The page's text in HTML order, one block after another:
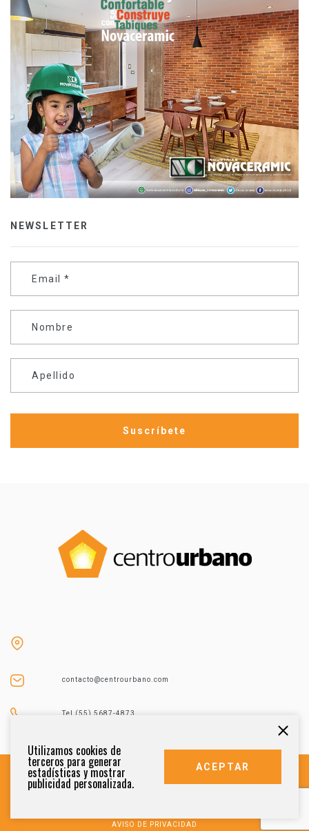
NEWSLETTER
Email *
Nombre
Apellido
contacto@centrourbano.com
Tel (55) 5687-4873
AVISO DE PRIVACIDAD
Utilizamos cookies de
terceros para generar
estadísticas y mostrar
publicidad personalizada.
ACEPTAR